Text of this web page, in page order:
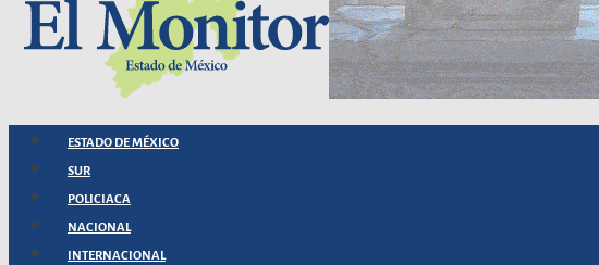
ESTADO DE MÉXICO
SUR
POLICIACA
NACIONAL
INTERNACIONAL